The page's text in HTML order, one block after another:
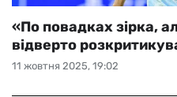
11 жовтня 2025, 19:02
«По повадках зірка,
відверто